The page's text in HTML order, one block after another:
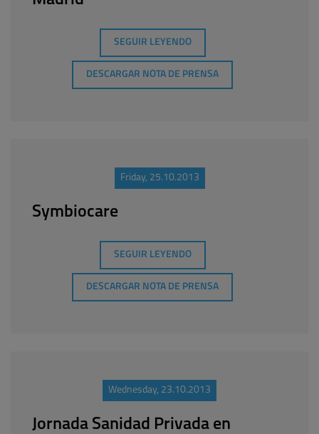
SEGUIR LEYENDO
DESCARGAR NOTA DE PRENSA
Friday, 25.10.2013
Symbiocare
SEGUIR LEYENDO
DESCARGAR NOTA DE PRENSA
Wednesday, 23.10.2013
Jornada Sanidad Privada en